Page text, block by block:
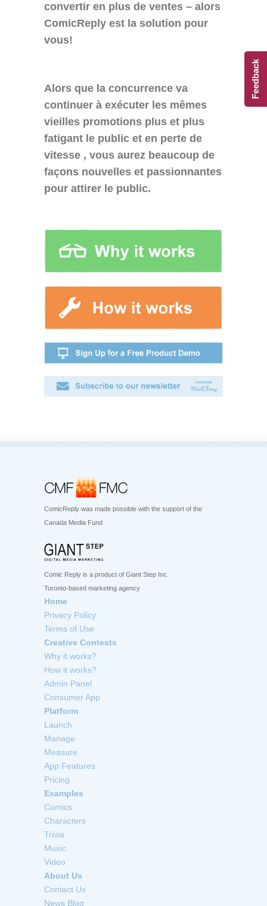
convertir en plus de ventes – alors
ComicReply est la solution pour
vous!
Alors que la concurrence va
continuer à exécuter les mêmes
vieilles promotions plus et plus
fatigant le public et en perte de
vitesse , vous aurez beaucoup de
façons nouvelles et passionnantes
pour attirer le public.
ComicReply was made possible with the support of the
Canada Media Fund
Comic Reply is a product of Giant Step Inc.
Toronto-based marketing agency
Home
Privacy Policy
Terms of Use
Creative Contests
Why it works?
How it works?
Admin Panel
Consumer App
Platform
Launch
Manage
Measure
App Features
Pricing
Examples
Comics
Characters
Trivia
Music
Video
About Us
Contact Us
News Blog
Feedback